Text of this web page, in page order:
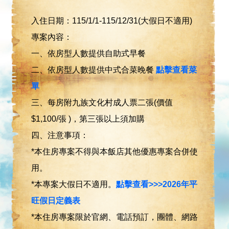
入住日期：115/1/1-115/12/31(大假日不適用)
專案內容：
一、依房型人數提供自助式早餐
二、依房型人數提供中式合菜晚餐 點擊查看菜
單
三、每房附九族文化村成人票二張(價值
$1,100/張 )，第三張以上須加購
四、注意事項：
*本住房專案不得與本飯店其他優惠專案合併使
用。
*本專案大假日不適用。 點擊查看>>>2026年平
旺假日定義表
*本住房專案限於官網、電話預訂，團體、網路